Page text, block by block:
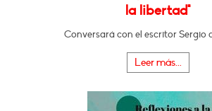
la libertad"
Conversará con el escritor Sergio
Leer más...